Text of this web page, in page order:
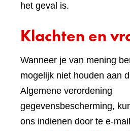
het geval is.
Klachten en
Wanneer je van mening
mogelijk niet houden aan
Algemene verordening
gegevensbescherming,
ons indienen door te e-